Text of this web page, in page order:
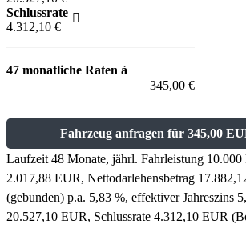
Schlussrate
4.312,10 €
47 monatliche Raten à
345,00 €
Fahrzeug anfragen für 345,00
Laufzeit 48 Monate, jährl. Fahrleistung
2.017,88 EUR, Nettodarlehensbetrag
(gebunden) p.a. 5,83 %, effektiver Jahreszins
20.527,10 EUR, Schlussrate 4.312,10 EUR